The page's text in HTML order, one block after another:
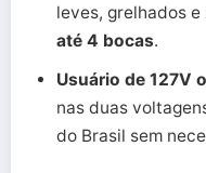
leves, grelhados
até 4 bocas.
Usuário de 127V
nas duas
do Brasil sem